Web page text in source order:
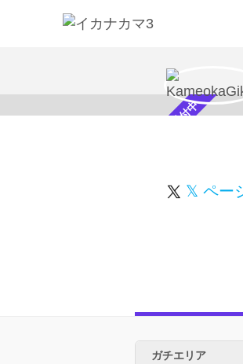
スカウト受付中
𝕏 ペー
ガチエリア